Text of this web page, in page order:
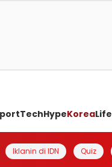
TechHypeKoreaLife
Iklanin di IDN Quiz